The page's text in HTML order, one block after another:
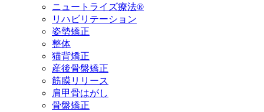
ニュートライズ療法®
リハビリテーション
姿勢矯正
整体
猫背矯正
産後骨盤矯正
筋膜リリース
肩甲骨はがし
骨盤矯正